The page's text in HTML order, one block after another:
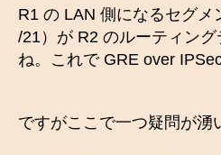
R1 の LAN 側になるセグ
/21）が R2 のルーティン
ね。これで GRE over
ですがここで一つ疑問が湧